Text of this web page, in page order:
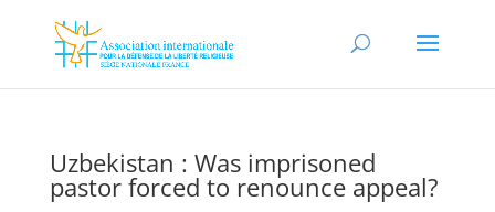
Uzbekistan : Was imprisoned
pastor forced to renounce appeal?